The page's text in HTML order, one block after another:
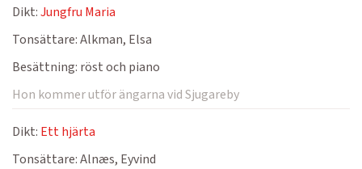
Dikt:Jungfru Maria
Tonsättare:Alkman, Elsa
Besättning: röst och piano
Hon kommer utför ängarna vid Sjugareby
Dikt: Ett hjärta
Tonsättare:Alnæs, Eyvind